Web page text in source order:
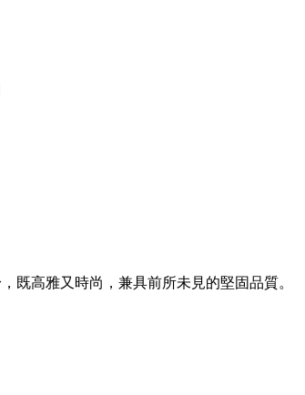
既高雅又時尚，兼具前所未見的堅固品質。